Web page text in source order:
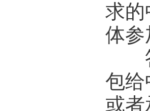
求的
体参
答
包给
或者